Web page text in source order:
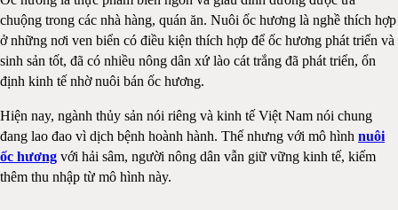
chuộng trong các nhà hàng, quán ăn. Nuôi ốc hương là nghề thích hợp
ở những nơi ven biển có điều kiện thích hợp để ốc hương phát triển và
sinh sản tốt, đã có nhiều nông dân xứ lào cát trắng đã phát triển, ổn
định kinh tế nhờ nuôi bán ốc hương.
Hiện nay, ngành thủy sản nói riêng và kinh tế Việt Nam nói chung
đang lao đao vì dịch bệnh hoành hành. Thế nhưng với mô hình nuôi
ốc hương với hải sâm, người nông dân vẫn giữ vững kinh tế, kiếm
thêm thu nhập từ mô hình này.